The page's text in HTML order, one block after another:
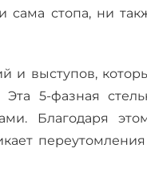
сама стопа, ни
и выступов,
5-фазная
Благодаря